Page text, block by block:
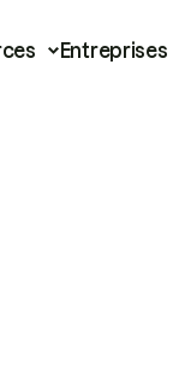
Entreprises